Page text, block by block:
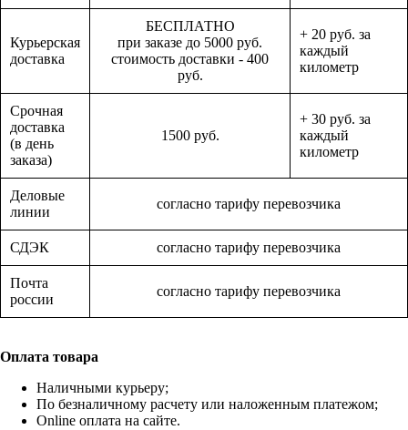
Курьерская
доставка
БЕСПЛАТНО
при заказе до 5000 руб.
стоимость доставки - 400
руб.
+ 20 руб. за
каждый
километр
Срочная
доставка
(в день
заказа)
1500 руб.
+ 30 руб. за
каждый
километр
Деловые
линии
согласно тарифу перевозчика
СДЭК согласно тарифу перевозчика
Почта
россии
согласно тарифу перевозчика
Оплата товара
Наличными курьеру;
По безналичному расчету или наложенным платежом;
Online оплата на сайте.